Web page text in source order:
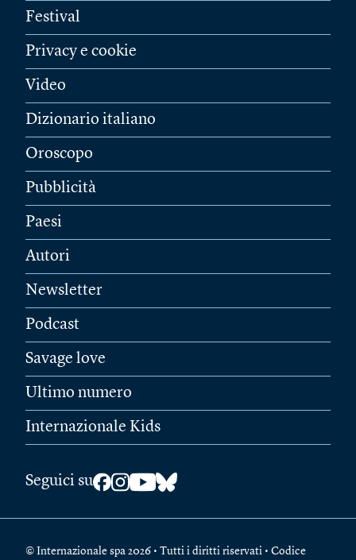
Festival
Privacy e cookie
Video
Dizionario italiano
Oroscopo
Pubblicità
Paesi
Autori
Newsletter
Podcast
Savage love
Ultimo numero
Internazionale Kids
Seguici su
© Internazionale spa 2026 • Tutti i diritti riservati • Codice